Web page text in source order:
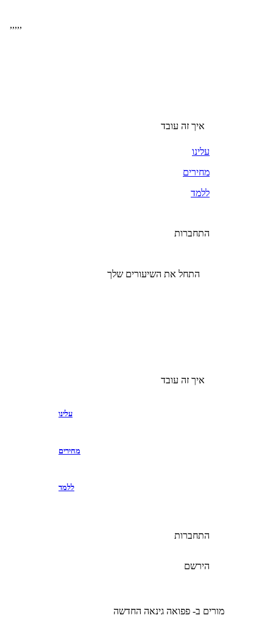
,,,,,
איך זה עובד
עלינו
מחירים
ללמד
התחברות
התחל את השיעורים שלך
איך זה עובד
עלינו
מחירים
ללמד
התחברות
הירשם
מורים ב- פפואה גינאה החדשה